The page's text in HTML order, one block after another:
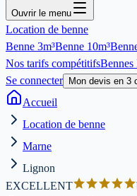
Ouvrir le menu
Location de benne
Benne 3m³Benne 10m³
Nos tarifs compétitifs
Se connecter
Mon devis en 3
Accueil
Location de benne
Marne
Lignon
EXCELLENT